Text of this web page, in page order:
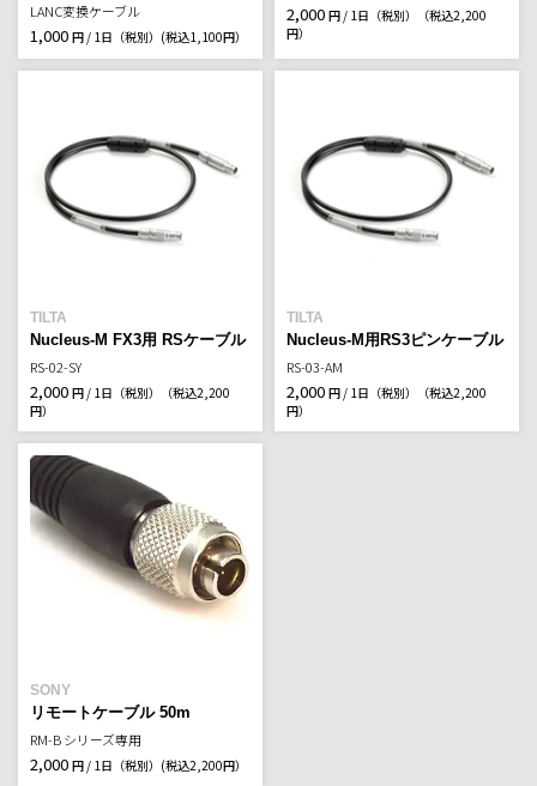
LANC変換ケーブル
1,000 円 / 1日（税別） (税込1,100円）
2,000 円 / 1日（税別）
（税込2,200
円）
TILTA
Nucleus-M FX3用 RSケーブル
RS-02-SY
2,000 円 / 1日（税別）
（税込2,200
円）
TILTA
Nucleus-M用RS3ピンケーブル
RS-03-AM
2,000 円 / 1日（税別）
（税込2,200
円）
SONY
リモートケーブル 50m
RM-B シリーズ専用
2,000 円 / 1日（税別） (税込2,200円）